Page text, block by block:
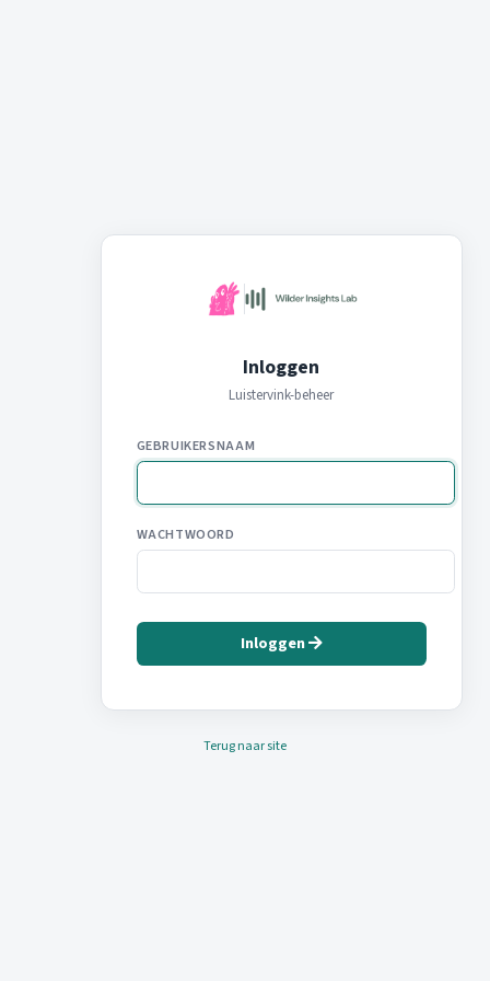
Inloggen
Luistervink-beheer
GEBRUIKERSNAAM
WACHTWOORD
Inloggen
Terug naar site